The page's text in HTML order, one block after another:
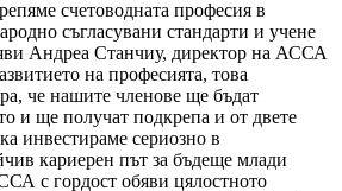
счетоводната професия в
съгласувани стандарти и учене
Андреа Станчиу, директор на АССА
на професията, това
че нашите членове ще бъдат
и ще получат подкрепа и от двете
инвестираме сериозно в
кариерен път за бъдеще млади
с гордост обяви цялостното